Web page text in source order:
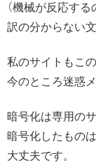
（機械が反応す
訳の分からない
私のサイトもこ
今のところ迷惑
暗号化は専用の
暗号化したもの
大丈夫です。